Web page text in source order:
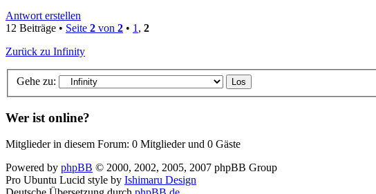
Antwort erstellen
12 Beiträge • Seite 2 von 2 • 1 , 2
Zurück zu Infinity
Gehe zu:
Wer ist online?
Mitglieder in diesem Forum: 0 Mitglieder und 0 Gäste
Powered by phpBB © 2000, 2002, 2005, 2007 phpBB Group
Pro Ubuntu Lucid style by Ishimaru Design